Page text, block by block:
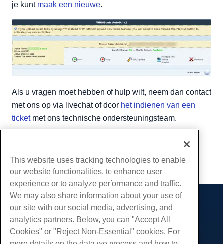
je kunt maak een nieuwe.
Als u vragen moet hebben of hulp wilt, neem dan contact
met ons op via livechat of door het indienen van een
ticketmet ons technische ondersteuningsteam.
Kopiëren URL
Producten
Web hosting
Zakelijke hosting
Diensten
This website uses tracking technologies to enable
our website functionalities, to enhance user
experience or to analyze performance and traffic.
We may also share information about your use of
our site with our social media, advertising, and
analytics partners. Below, you can "Accept All
Cookies" or "Reject Non-Essential" cookies. For